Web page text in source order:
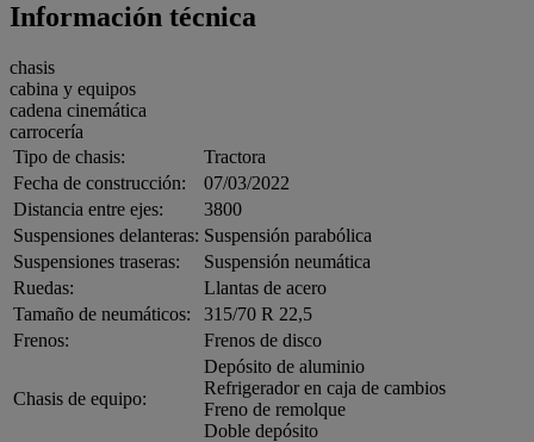
Información técnica
chasis
cabina y equipos
cadena cinemática
carrocería
Tipo de chasis:
Tractora
Fecha de construcción:
07/03/2022
Distancia entre ejes:
3800
Suspensiones delanteras: Suspensión parabólica
Suspensiones traseras:
Suspensión neumática
Ruedas:
Llantas de acero
Tamaño de neumáticos:
315/70 R 22,5
Frenos:
Frenos de disco
Chasis de equipo:
Depósito de aluminio
Refrigerador en caja de cambios
Freno de remolque
Doble depósito